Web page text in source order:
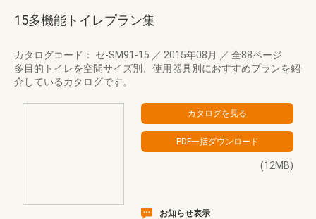
15多機能トイレプラン集
カタログコード： セ-SM91-15 ／ 2015年08月 ／ 全88ページ
多目的トイレを空間サイズ別、使用器具別におすすめプランを紹
介しているカタログです。
(12MB)
お知らせ表示